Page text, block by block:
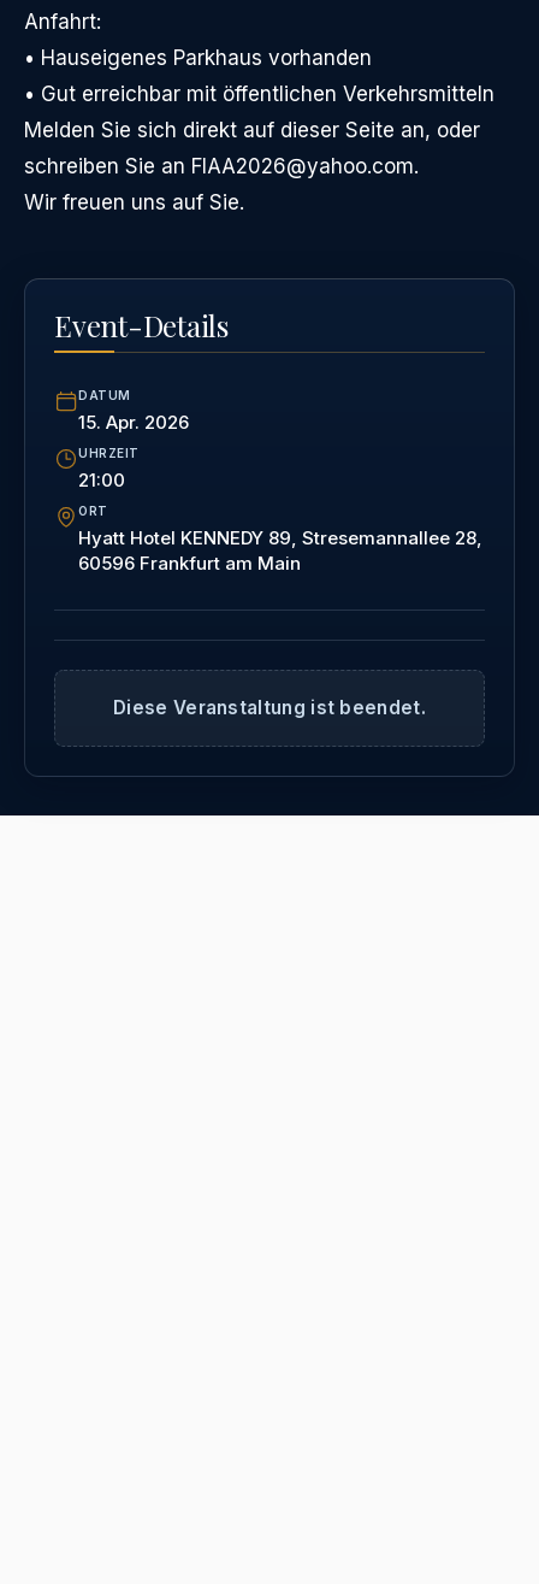
Anfahrt:
• Hauseigenes Parkhaus vorhanden
• Gut erreichbar mit öffentlichen Verkehrsmitteln
Melden Sie sich direkt auf dieser Seite an, oder
schreiben Sie an FIAA2026@yahoo.com.
Wir freuen uns auf Sie.
Event-Details
DATUM
15. Apr. 2026
UHRZEIT
21:00
ORT
Hyatt Hotel KENNEDY 89, Stresemannallee 28,
60596 Frankfurt am Main
Diese Veranstaltung ist beendet.